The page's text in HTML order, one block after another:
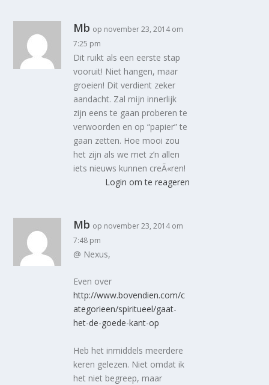
Mb op november 23, 2014 om
7:25 pm
Dit ruikt als een eerste stap
vooruit! Niet hangen, maar
groeien! Dit verdient zeker
aandacht. Zal mijn innerlijk
zijn eens te gaan proberen te
verwoorden en op “papier” te
gaan zetten. Hoe mooi zou
het zijn als we met z’n allen
iets nieuws kunnen creÃ«ren!
Login om te reageren
Mb op november 23, 2014 om
7:48 pm
@ Nexus,
Even over
http://www.bovendien.com/c
ategorieen/spiritueel/gaat-
het-de-goede-kant-op
Heb het inmiddels meerdere
keren gelezen. Niet omdat ik
het niet begreep, maar